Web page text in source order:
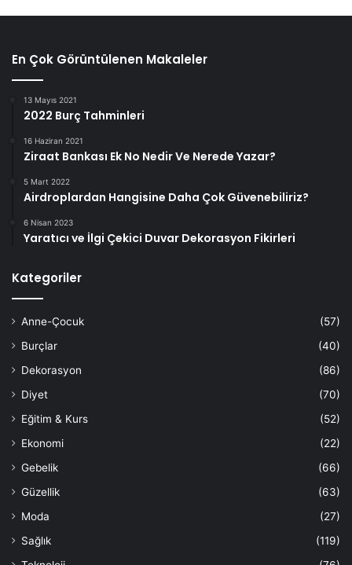
En Çok Görüntülenen Makaleler
13 Mayıs 2021
2022 Burç Tahminleri
16 Haziran 2021
Ziraat Bankası Ek No Nedir Ve Nerede Yazar?
5 Mart 2022
Airdroplardan Hangisine Daha Çok Güvenebiliriz?
6 Nisan 2023
Yaratıcı ve İlgi Çekici Duvar Dekorasyon Fikirleri
Kategoriler
Anne-Çocuk
(57)
Burçlar
(40)
Dekorasyon
(86)
Diyet
(70)
Eğitim & Kurs
(52)
Ekonomi
(22)
Gebelik
(66)
Güzellik
(63)
Moda
(27)
Sağlık
(119)